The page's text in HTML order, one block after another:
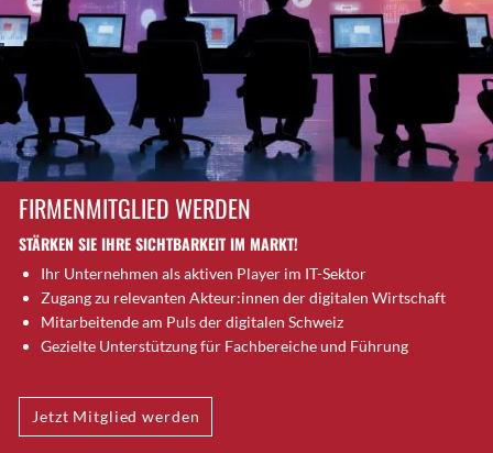
Bubendorf
Bubikon
Burgdorf
Bäretswil
Bülach
Cazis
Cham
Chur
Crissier
Davos Platz
Dietikon
Dietlikon
FIRMENMITGLIED WERDEN
STÄRKEN SIE IHRE SICHTBARKEIT IM MARKT!
Ihr Unternehmen als aktiven Player im IT-Sektor
Zugang zu relevanten Akteur:innen der digitalen Wirtschaft
Mitarbeitende am Puls der digitalen Schweiz
Gezielte Unterstützung für Fachbereiche und Führung
Jetzt Mitglied werden